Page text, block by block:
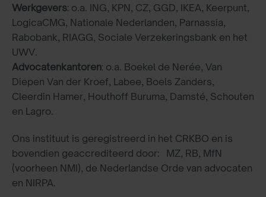
Werkgevers: o.a. ING, KPN, CZ, GGD, IKEA, Keerpunt,
LogicaCMG, Nationale Nederlanden, Parnassia,
Rabobank, RIAGG, Sociale Verzekeringsbank en het
UWV.
Advocatenkantoren: o.a. Boekel de Nerée, Van
Diepen Van der Kroef, Labee, Boels Zanders,
Cleerdin Hamer, Houthoff Buruma, Damsté, Schouten
en Lagro.
Ons instituut is geregistreerd in het CRKBO en is
bovendien geaccrediteerd door: MZ, RB, MfN
(voorheen NMI), de Nederlandse Orde van advocaten
en NIRPA.